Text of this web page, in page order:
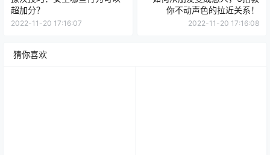
超加分？
2022-11-20 17:16:07
你不动声色的拉近关系！
2022-11-20 17:16:08
猜你喜欢